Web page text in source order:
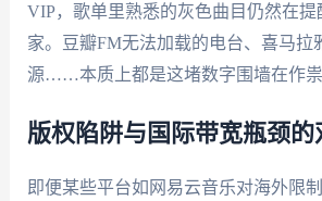
VIP，歌单里熟悉的灰色曲目仍然在提
家。豆瓣FM无法加载的电台、喜马拉
源……本质上都是这堵数字围墙在作祟
版权陷阱与国际带宽瓶颈的
即便某些平台如网易云音乐对海外限